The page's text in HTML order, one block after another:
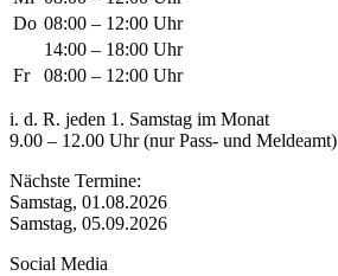
Do 08:00 – 12:00 Uhr
14:00 – 18:00 Uhr
Fr
08:00 – 12:00 Uhr
i. d. R. jeden 1. Samstag im Monat
9.00 – 12.00 Uhr (nur Pass- und Meldeamt)
Nächste Termine:
Samstag, 01.08.2026
Samstag, 05.09.2026
Social Media